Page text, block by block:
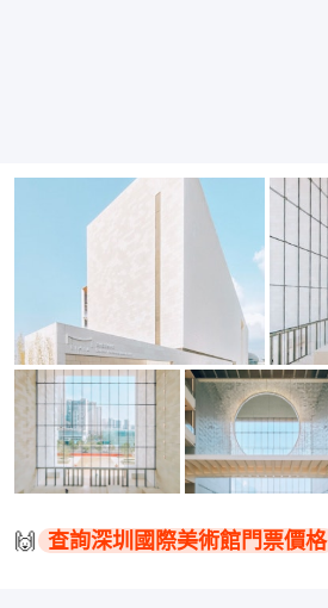
🙌 查詢深圳國際美術館門票價格